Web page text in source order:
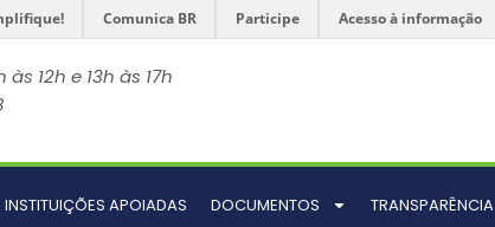
Comunica BR Participe Acesso à informação
às 12h e 13h às 17h
INSTITUIÇÕES APOIADAS DOCUMENTOS TRANSPARÊNCIA